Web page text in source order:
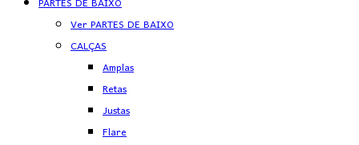
Ver PARTES DE BAIXO
CALÇAS
Amplas
Retas
Justas
Flare